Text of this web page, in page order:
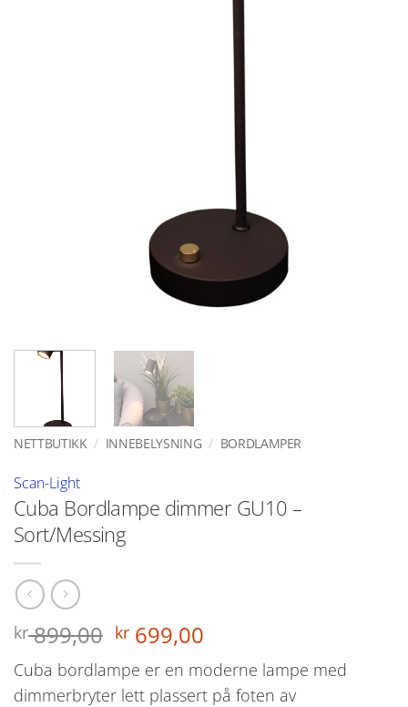
NETTBUTIKK / INNEBELYSNING / BORDLAMPER
Scan-Light
Cuba Bordlampe dimmer GU10 –
Sort/Messing
kr899,00 Opprinnelig
var:
kr 899,00.
kr 699,00
pris
er:
kr 699,00.
Cuba bordlampe er en moderne lampe med
dimmerbryter lett plassert på foten av